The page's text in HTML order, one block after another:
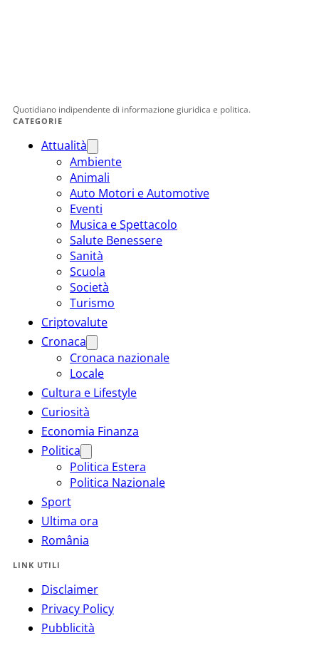
Quotidiano indipendente di informazione giuridica e politica.
CATEGORIE
Attualità
Ambiente
Animali
Auto Motori e Automotive
Eventi
Musica e Spettacolo
Salute Benessere
Sanità
Scuola
Società
Turismo
Criptovalute
Cronaca
Cronaca nazionale
Locale
Cultura e Lifestyle
Curiosità
Economia Finanza
Politica
Politica Estera
Politica Nazionale
Sport
Ultima ora
România
LINK UTILI
Disclaimer
Privacy Policy
Pubblicità